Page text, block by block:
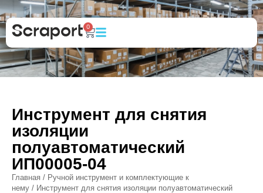
0
Инструмент для снятия
изоляции
полуавтоматический
ИП00005-04
Главная / Ручной инструмент и комплектующие к
нему / Инструмент для снятия изоляции полуавтоматический